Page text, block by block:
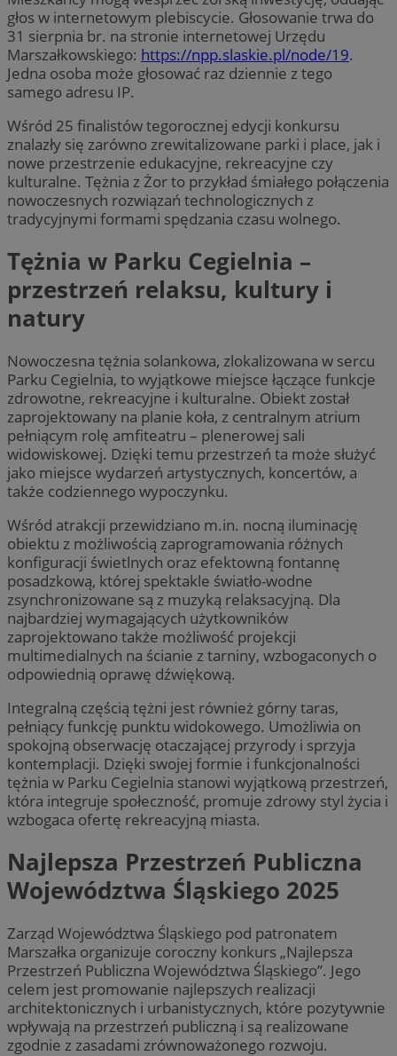
głos w internetowym plebiscycie. Głosowanie trwa do
31 sierpnia br. na stronie internetowej Urzędu
Marszałkowskiego: https://npp.slaskie.pl/node/19.
Jedna osoba może głosować raz dziennie z tego
samego adresu IP.
Wśród 25 finalistów tegorocznej edycji konkursu
znalazły się zarówno zrewitalizowane parki i place, jak i
nowe przestrzenie edukacyjne, rekreacyjne czy
kulturalne. Tężnia z Żor to przykład śmiałego połączenia
nowoczesnych rozwiązań technologicznych z
tradycyjnymi formami spędzania czasu wolnego.
Tężnia w Parku Cegielnia –
przestrzeń relaksu, kultury i
natury
Nowoczesna tężnia solankowa, zlokalizowana w sercu
Parku Cegielnia, to wyjątkowe miejsce łączące funkcje
zdrowotne, rekreacyjne i kulturalne. Obiekt został
zaprojektowany na planie koła, z centralnym atrium
pełniącym rolę amfiteatru – plenerowej sali
widowiskowej. Dzięki temu przestrzeń ta może służyć
jako miejsce wydarzeń artystycznych, koncertów, a
także codziennego wypoczynku.
Wśród atrakcji przewidziano m.in. nocną iluminację
obiektu z możliwością zaprogramowania różnych
konfiguracji świetlnych oraz efektowną fontannę
posadzkową, której spektakle światło-wodne
zsynchronizowane są z muzyką relaksacyjną. Dla
najbardziej wymagających użytkowników
zaprojektowano także możliwość projekcji
multimedialnych na ścianie z tarniny, wzbogaconych o
odpowiednią oprawę dźwiękową.
Integralną częścią tężni jest również górny taras,
pełniący funkcję punktu widokowego. Umożliwia on
spokojną obserwację otaczającej przyrody i sprzyja
kontemplacji. Dzięki swojej formie i funkcjonalności
tężnia w Parku Cegielnia stanowi wyjątkową przestrzeń,
która integruje społeczność, promuje zdrowy styl życia i
wzbogaca ofertę rekreacyjną miasta.
Najlepsza Przestrzeń Publiczna
Województwa Śląskiego 2025
Zarząd Województwa Śląskiego pod patronatem
Marszałka organizuje coroczny konkurs „Najlepsza
Przestrzeń Publiczna Województwa Śląskiego”. Jego
celem jest promowanie najlepszych realizacji
architektonicznych i urbanistycznych, które pozytywnie
wpływają na przestrzeń publiczną i są realizowane
zgodnie z zasadami zrównoważonego rozwoju.